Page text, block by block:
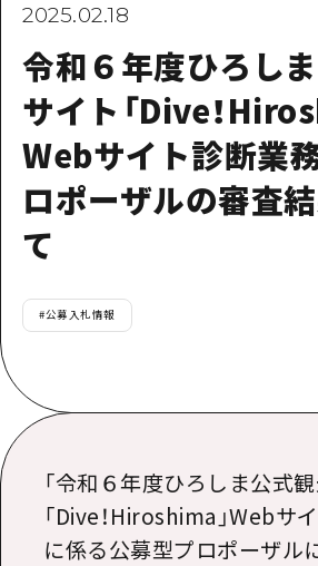
2025.02.18
令和６年度ひろし
サイト「Dive！
Webサイト診断業
ロポーザルの審査
て
#公募入札情報
「令和６年度ひろしま公式
「Dive！Hiroshima」Webサ
に係る公募型プロポーザル